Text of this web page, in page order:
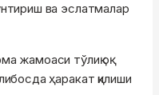
ва эслатмалар
жамоаси тўлиқ оқ
ҳаракат қилиши